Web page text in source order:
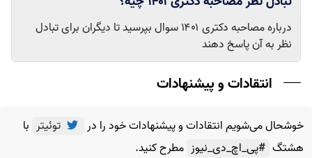
درباره مصاحبه دکتری ۱۴۰۱ سوال بپرسید تا دیگران برای تبادل
نظر به آن پاسخ دهند
انتقادات و پیشنهادات
خوشحال می‌شویم انتقادات و پیشنهادات خود را در توئیتر با
هشتگ #پی_اچ_دی_نیوز مطرح کنید.